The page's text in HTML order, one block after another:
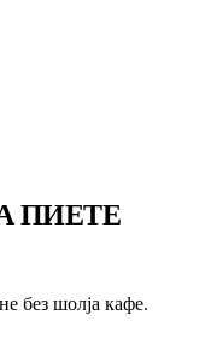
ПИЕТЕ
без шолја кафе.